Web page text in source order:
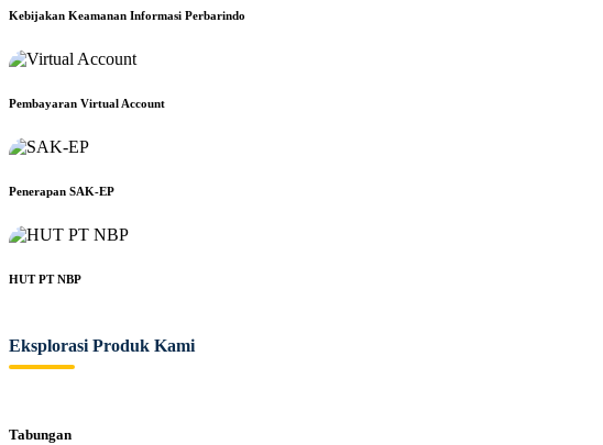
Kebijakan Keamanan Informasi Perbarindo
Pembayaran Virtual Account
Penerapan SAK-EP
HUT PT NBP
Eksplorasi Produk Kami
Tabungan